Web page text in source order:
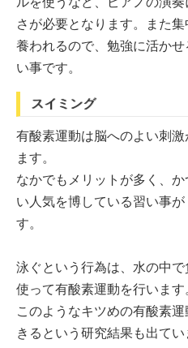
さが必要となります。また
養われるので、勉強に活か
い事です。
スイミング
有酸素運動は脳へのよい刺
ます。
なかでもメリットが多く、
い人気を博している習い事
す。
泳ぐという行為は、水の中
使って有酸素運動を行います
このようなキツめの有酸素
きるという研究結果も出てい